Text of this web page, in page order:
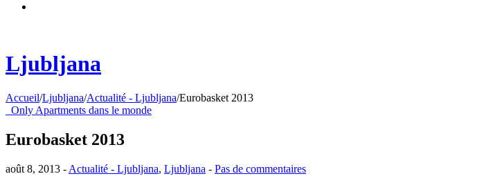
Ljubljana
Accueil/Ljubljana/Actualité - Ljubljana/Eurobasket 2013
Only Apartments dans le monde
Eurobasket 2013
août 8, 2013 - Actualité - Ljubljana, Ljubljana - Pas de commentaires